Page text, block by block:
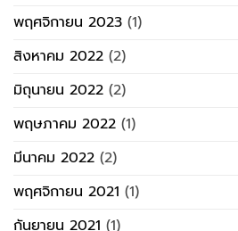
พฤศจิกายน 2023 (1)
สิงหาคม 2022 (2)
มิถุนายน 2022 (2)
พฤษภาคม 2022 (1)
มีนาคม 2022 (2)
พฤศจิกายน 2021 (1)
กันยายน 2021 (1)